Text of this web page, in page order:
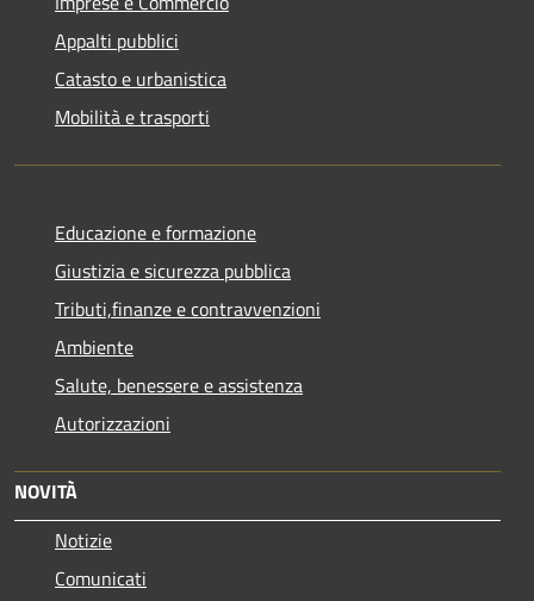
Appalti pubblici
Catasto e urbanistica
Mobilità e trasporti
Educazione e formazione
Giustizia e sicurezza pubblica
Tributi,finanze e contravvenzioni
Ambiente
Salute, benessere e assistenza
Autorizzazioni
NOVITÀ
Notizie
Comunicati